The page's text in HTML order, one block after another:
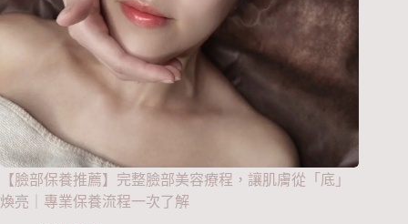
【臉部保養推薦】完整臉部美容療程，讓肌膚從「底」
煥亮｜專業保養流程一次了解